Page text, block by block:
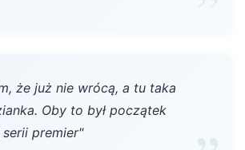
że już nie wrócą, a tu taka
Oby to był początek
premier"